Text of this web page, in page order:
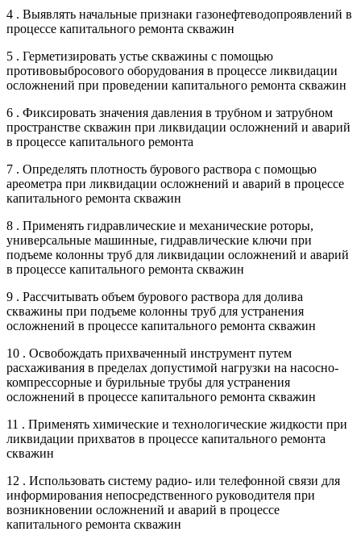
4 . Выявлять начальные признаки газонефтеводопроявлений в
процессе капитального ремонта скважин
5 . Герметизировать устье скважины с помощью
противовыбросового оборудования в процессе ликвидации
осложнений при проведении капитального ремонта скважин
6 . Фиксировать значения давления в трубном и затрубном
пространстве скважин при ликвидации осложнений и аварий
в процессе капитального ремонта
7 . Определять плотность бурового раствора с помощью
ареометра при ликвидации осложнений и аварий в процессе
капитального ремонта скважин
8 . Применять гидравлические и механические роторы,
универсальные машинные, гидравлические ключи при
подъеме колонны труб для ликвидации осложнений и аварий
в процессе капитального ремонта скважин
9 . Рассчитывать объем бурового раствора для долива
скважины при подъеме колонны труб для устранения
осложнений в процессе капитального ремонта скважин
10 . Освобождать прихваченный инструмент путем
расхаживания в пределах допустимой нагрузки на насосно-
компрессорные и бурильные трубы для устранения
осложнений в процессе капитального ремонта скважин
11 . Применять химические и технологические жидкости при
ликвидации прихватов в процессе капитального ремонта
скважин
12 . Использовать систему радио- или телефонной связи для
информирования непосредственного руководителя при
возникновении осложнений и аварий в процессе
капитального ремонта скважин